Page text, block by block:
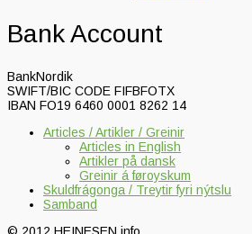
Bank Account
BankNordik
SWIFT/BIC CODE FIFBFOTX
IBAN FO19 6460 0001 8262 14
Articles / Artikler / Greinir
Articles in English
Artikler på dansk
Greinir á føroyskum
Skuldfrágonga / Treytir fyri nýtslu
Samband